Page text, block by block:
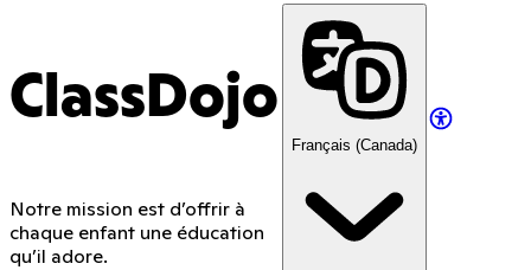
ClassDojo
Notre mission est d’offrir à
chaque enfant une éducation
qu’il adore.
Français (Canada)